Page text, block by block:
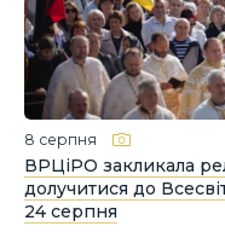
8 серпня
ВРЦіРО закликала
долучитися до
24 серпня